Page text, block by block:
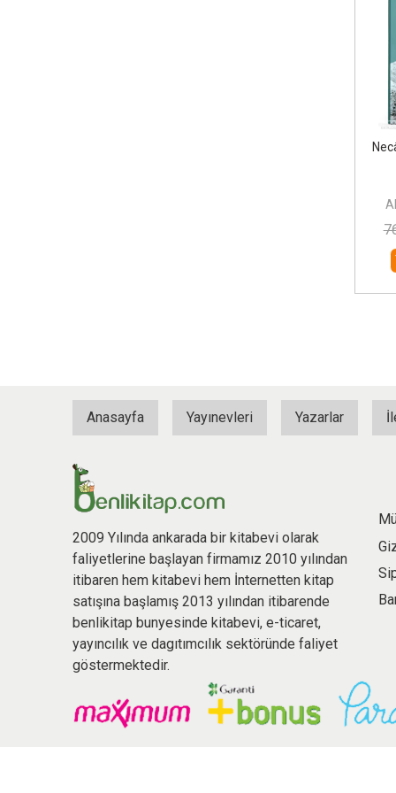
Anasayfa Yayınevleri Yazarlar
2009 Yılında ankarada bir kitabevi olarak
faliyetlerine başlayan firmamız 2010 yılından
itibaren hem kitabevi hem İnternetten kitap
satışına başlamış 2013 yılından itibarende
benlikitap bunyesinde kitabevi, e-ticaret,
yayıncılık ve dagıtımcılık sektöründe faliyet
göstermektedir.